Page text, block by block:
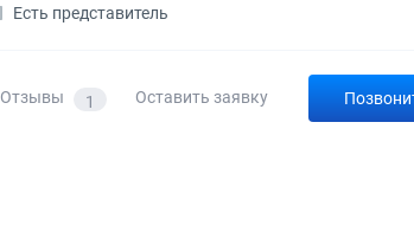
Есть представитель
Отзывы 1 Оставить заявку